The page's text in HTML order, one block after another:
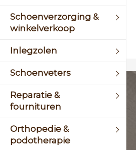
Schoenverzorging &
winkelverkoop
Inlegzolen
Schoenveters
Reparatie &
fournituren
Orthopedie &
podotherapie